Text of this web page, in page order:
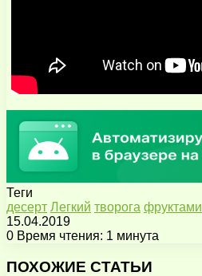
Теги
десерт Легкий творога фруктами
15.04.2019
0 Время чтения: 1 минута
через
ПОХОЖИЕ СТАТЬИ